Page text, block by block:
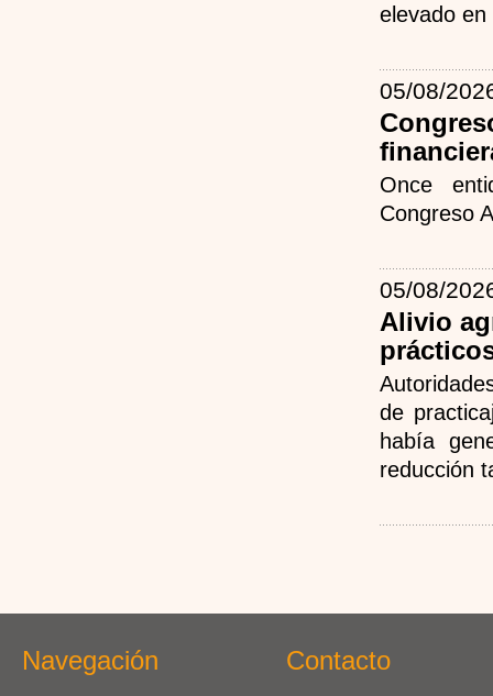
elevado
05/08/
Once
Congreso
05/08/
Alivio
de
había
reducción
Navegación Contacto